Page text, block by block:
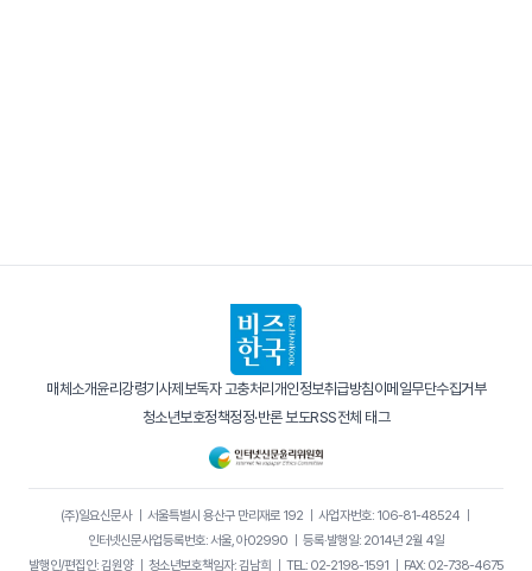
매체소개윤리강령기사제보독자 고충처리 개인정보취급방침이메일무단수집거부
청소년보호정책정정·반론 보도RSS전체 태그
(주)일요신문사｜ 서울특별시 용산구 만리재로 192｜ 사업자번호: 106-81-48524｜
인터넷신문사업등록번호: 서울, 아02990
등록·발행일: 2014년 2월 4일
발행인/편집인: 김원양｜ 청소년보호책임자: 김남희 TEL: 02-2198-1591 FAX: 02-738-4675